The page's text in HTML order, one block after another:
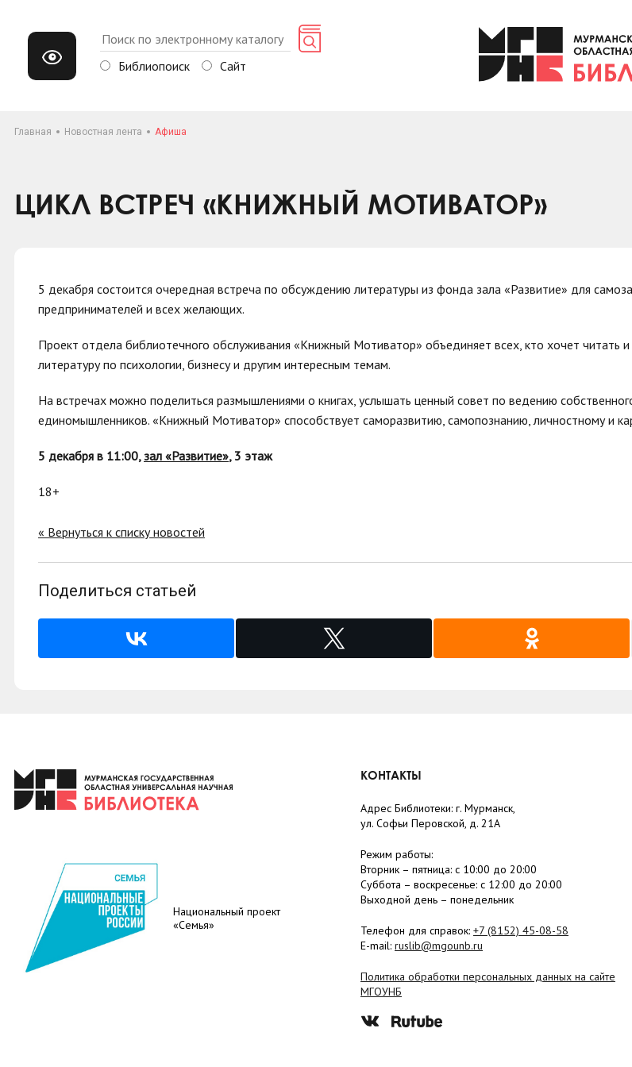
Библиопоиск Сайт
Главная Новостная лента Афиша
ЦИКЛ ВСТРЕЧ «КНИЖНЫЙ МОТИВАТОР»
5 декабря состоится очередная встреча по обсуждению литературы из фонда зала «Развитие» для
предпринимателей и всех желающих.
Проект отдела библиотечного обслуживания «Книжный Мотиватор» объединяет всех, кто хочет читать
литературу по психологии, бизнесу и другим интересным темам.
На встречах можно поделиться размышлениями о книгах, услышать ценный совет по ведению
единомышленников. «Книжный Мотиватор» способствует саморазвитию, самопознанию, личностному и
5 декабря в 11:00, зал «Развитие», 3 этаж
18+
« Вернуться к списку новостей
Поделиться статьей
Национальный проект
«Семья»
КОНТАКТЫ
Адрес Библиотеки: г. Мурманск,
ул. Софьи Перовской, д. 21А
Режим работы:
Вторник – пятница: с 10:00 до 20:00
Суббота – воскресенье: c 12:00 до 20:00
Выходной день – понедельник
Телефон для справок: +7 (8152) 45-08-58
E-mail: ruslib@mgounb.ru
Политика обработки персональных данных на сайте
МГОУНБ